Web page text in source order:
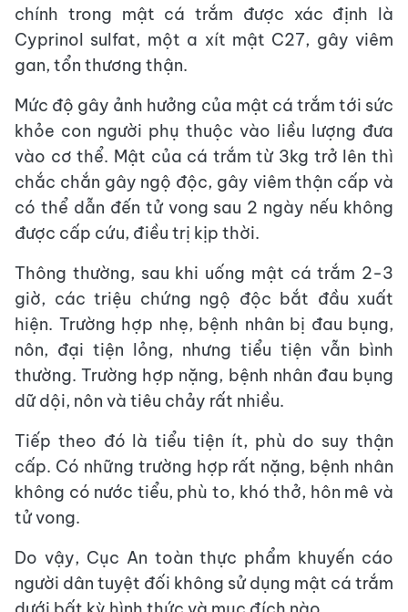
chính trong mật cá trắm được xác định là
Cyprinol sulfat, một a xít mật C27, gây viêm
gan, tổn thương thận.
Mức độ gây ảnh hưởng của mật cá trắm tới sức
khỏe con người phụ thuộc vào liều lượng đưa
vào cơ thể. Mật của cá trắm từ 3kg trở lên thì
chắc chắn gây ngộ độc, gây viêm thận cấp và
có thể dẫn đến tử vong sau 2 ngày nếu không
được cấp cứu, điều trị kịp thời.
Thông thường, sau khi uống mật cá trắm 2-3
giờ, các triệu chứng ngộ độc bắt đầu xuất
hiện. Trường hợp nhẹ, bệnh nhân bị đau bụng,
nôn, đại tiện lỏng, nhưng tiểu tiện vẫn bình
thường. Trường hợp nặng, bệnh nhân đau bụng
dữ dội, nôn và tiêu chảy rất nhiều.
Tiếp theo đó là tiểu tiện ít, phù do suy thận
cấp. Có những trường hợp rất nặng, bệnh nhân
không có nước tiểu, phù to, khó thở, hôn mê và
tử vong.
Do vậy, Cục An toàn thực phẩm khuyến cáo
người dân tuyệt đối không sử dụng mật cá trắm